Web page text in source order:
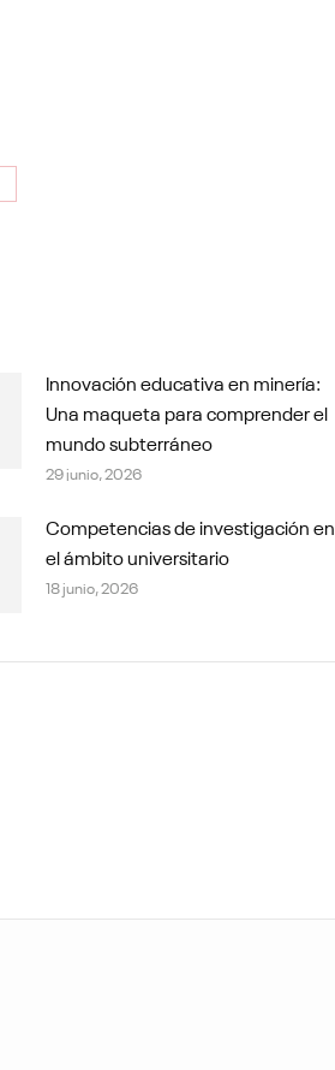
Innovación educativa en minería:
Una maqueta para comprender el
mundo subterráneo
29 junio, 2026
Competencias de investigación en
el ámbito universitario
18 junio, 2026